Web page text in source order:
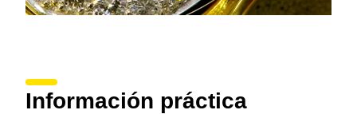
Información práctica